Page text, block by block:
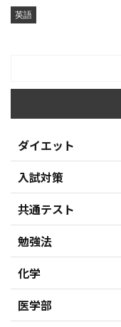
英語
ダイエット
入試対策
共通テスト
勉強法
化学
医学部